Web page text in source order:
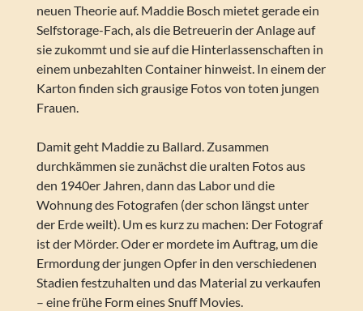
neuen Theorie auf. Maddie Bosch mietet gerade ein
Selfstorage-Fach, als die Betreuerin der Anlage auf
sie zukommt und sie auf die Hinterlassenschaften in
einem unbezahlten Container hinweist. In einem der
Karton finden sich grausige Fotos von toten jungen
Frauen.
Damit geht Maddie zu Ballard. Zusammen
durchkämmen sie zunächst die uralten Fotos aus
den 1940er Jahren, dann das Labor und die
Wohnung des Fotografen (der schon längst unter
der Erde weilt). Um es kurz zu machen: Der Fotograf
ist der Mörder. Oder er mordete im Auftrag, um die
Ermordung der jungen Opfer in den verschiedenen
Stadien festzuhalten und das Material zu verkaufen
– eine frühe Form eines Snuff Movies.